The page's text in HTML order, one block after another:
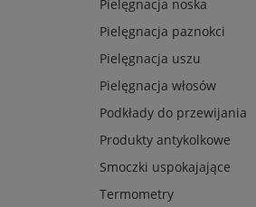
Pielęgnacja noska
Pielęgnacja paznokci
Pielęgnacja uszu
Pielęgnacja włosów
Podkłady do przewijania
Produkty antykolkowe
Smoczki uspokajające
Termometry